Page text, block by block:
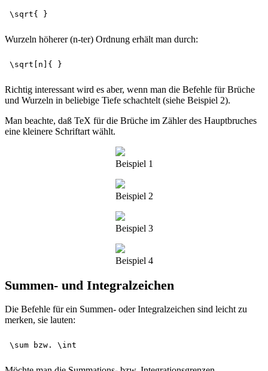
Wurzeln höherer (n-ter) Ordnung erhält man durch:
Richtig interessant wird es aber, wenn man die Befehle für Brüche
und Wurzeln in beliebige Tiefe schachtelt (siehe Beispiel 2).
Man beachte, daß TeX für die Brüche im Zähler des Hauptbruches
eine kleinere Schriftart wählt.
Beispiel 1
Beispiel 2
Beispiel 3
Beispiel 4
Summen- und Integralzeichen
Die Befehle für ein Summen- oder Integralzeichen sind leicht zu
merken, sie lauten: